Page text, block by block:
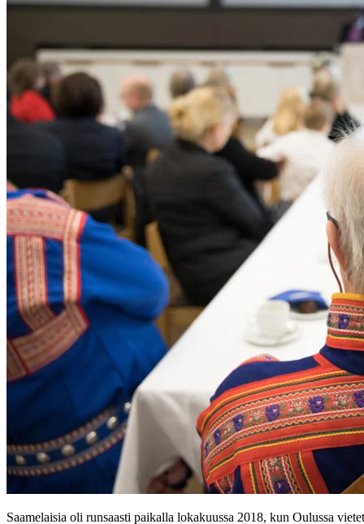
Saamelaisia oli runsaasti paikalla lokakuussa 2018, kun Oulussa